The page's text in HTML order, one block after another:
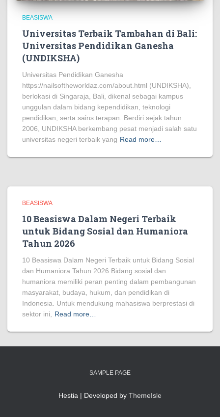
BEASISWA
Universitas Terbaik Tambahan di Bali:
Universitas Pendidikan Ganesha
(UNDIKSHA)
Universitas Pendidikan Ganesha
https://nailsoftheworldaz.com/about.html (UNDIKSHA),
berlokasi di Singaraja, Bali, dikenal sebagai kampus
unggulan dalam bidang kependidikan, teknologi
pendidikan, serta sains terapan. Berdiri sejak tahun
2006, UNDIKSHA berkembang pesat menjadi salah satu
universitas negeri terbaik yang Read more…
BEASISWA
10 Beasiswa Dalam Negeri Terbaik
untuk Bidang Sosial dan Humaniora
Tahun 2026
10 Beasiswa Dalam Negeri Terbaik untuk Bidang Sosial
dan Humaniora Tahun 2026 Bidang sosial dan
humaniora memiliki peran penting dalam pembangunan
masyarakat, budaya, hukum, dan pendidikan di
Indonesia. Untuk mendukung mahasiswa berprestasi di
sektor ini, Read more…
SAMPLE PAGE
Hestia | Developed by ThemeIsle